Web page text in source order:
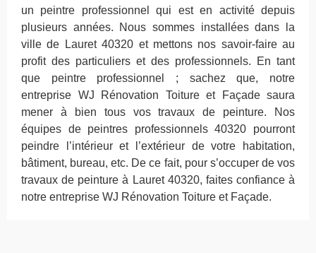
un peintre professionnel qui est en activité depuis
plusieurs années. Nous sommes installées dans la
ville de Lauret 40320 et mettons nos savoir-faire au
profit des particuliers et des professionnels. En tant
que peintre professionnel ; sachez que, notre
entreprise WJ Rénovation Toiture et Façade saura
mener à bien tous vos travaux de peinture. Nos
équipes de peintres professionnels 40320 pourront
peindre l’intérieur et l’extérieur de votre habitation,
bâtiment, bureau, etc. De ce fait, pour s’occuper de vos
travaux de peinture à Lauret 40320, faites confiance à
notre entreprise WJ Rénovation Toiture et Façade.